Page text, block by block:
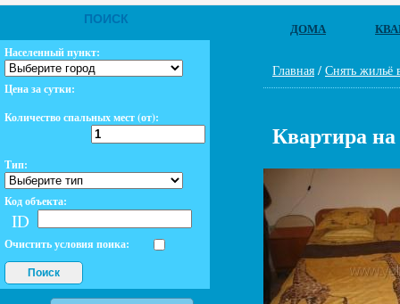
ДОМА
Главная / Снять жильё
Квартира на
ПОИСК
Населенный пункт:
Цена за сутки:
Количество спальных мест (от):
Тип:
Код объекта:
ID
Очистить условия поика:
Поиск